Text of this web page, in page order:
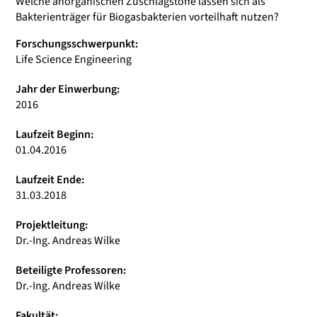
Bakterienträger für Biogasbakterien vorteilhaft nutzen?
Forschungsschwerpunkt:
Life Science Engineering
Jahr der Einwerbung:
2016
Laufzeit Beginn:
01.04.2016
Laufzeit Ende:
31.03.2018
Projektleitung:
Dr.-Ing. Andreas Wilke
Beteiligte Professoren:
Dr.-Ing. Andreas Wilke